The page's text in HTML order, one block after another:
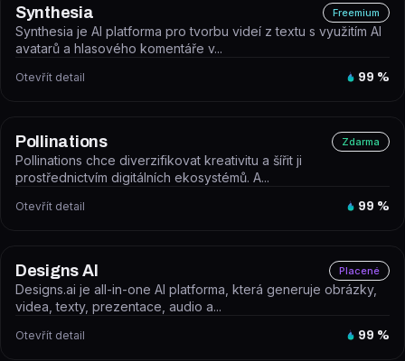
Synthesia Freemium
Synthesia je AI platforma pro tvorbu videí z textu s využitím AI
avatarů a hlasového komentáře v...
Otevřít detail 99 %
Pollinations Zdarma
Pollinations chce diverzifikovat kreativitu a šířit ji
prostřednictvím digitálních ekosystémů. A...
Otevřít detail 99 %
Designs AI Placené
Designs.ai je all-in-one AI platforma, která generuje obrázky,
videa, texty, prezentace, audio a...
Otevřít detail 99 %